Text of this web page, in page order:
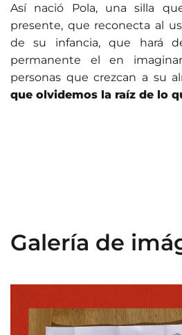
Así nació Pola, una silla
presente, que reconecta al
de su infancia, que hará
permanente el en
personas que crezcan a su
que olvidemos la raíz de lo
Galería de